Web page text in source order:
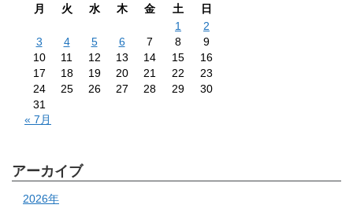
月
火 水 木 金 土
日
1
2
3
4 5 6 7 8
9
10
11 12 13 14 15
16
17
18 19 20 21 22
23
24
25 26 27 28 29
30
31
« 7月
アーカイブ
2026年